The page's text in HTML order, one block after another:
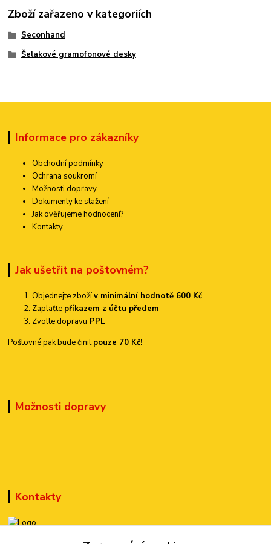
Zboží zařazeno v kategoriích
Seconhand
Šelakové gramofonové desky
Informace pro zákazníky
Obchodní podmínky
Ochrana soukromí
Možnosti dopravy
Dokumenty ke stažení
Jak ověřujeme hodnocení?
Kontakty
Jak ušetřit na poštovném?
Objednejte zbožív minimální hodnotě 600 Kč
Zaplaťte příkazem z účtu předem
Zvolte dopravu PPL
Poštovné pak bude činitpouze 70 Kč!
Možnosti dopravy
Kontakty